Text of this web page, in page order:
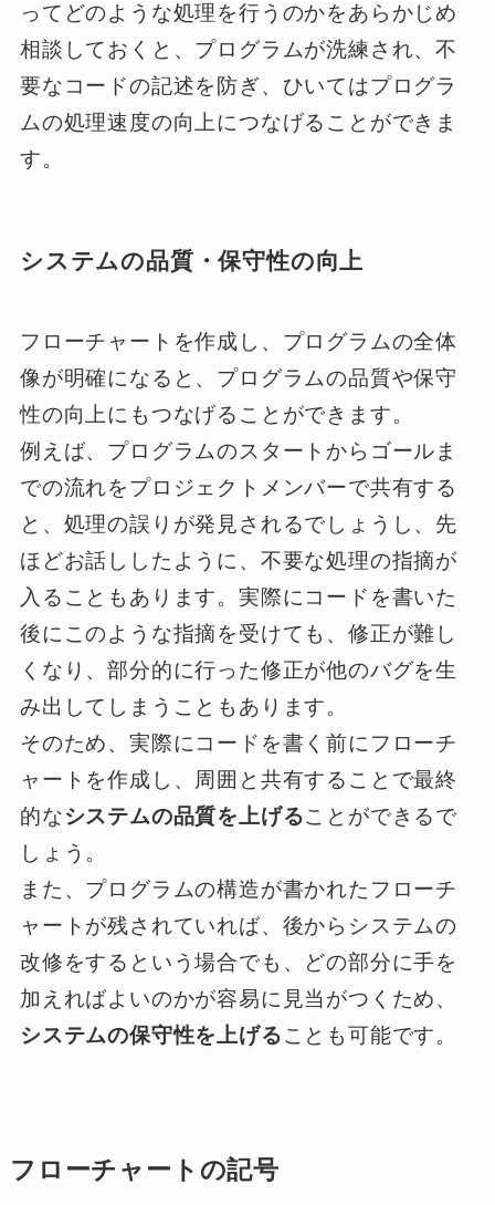
ってどのような処理を行うのかをあらかじめ
相談しておくと、プログラムが洗練され、不
要なコードの記述を防ぎ、ひいてはプログラ
ムの処理速度の向上につなげることができま
す。
システムの品質・保守性の向上
フローチャートを作成し、プログラムの全体
像が明確になると、プログラムの品質や保守
性の向上にもつなげることができます。
例えば、プログラムのスタートからゴールま
での流れをプロジェクトメンバーで共有する
と、処理の誤りが発見されるでしょうし、先
ほどお話ししたように、不要な処理の指摘が
入ることもあります。実際にコードを書いた
後にこのような指摘を受けても、修正が難し
くなり、部分的に行った修正が他のバグを生
み出してしまうこともあります。
そのため、実際にコードを書く前にフローチ
ャートを作成し、周囲と共有することで最終
的なシステムの品質を上げることができるで
しょう。
また、プログラムの構造が書かれたフローチ
ャートが残されていれば、後からシステムの
改修をするという場合でも、どの部分に手を
加えればよいのかが容易に見当がつくため、
システムの保守性を上げることも可能です。
フローチャートの記号